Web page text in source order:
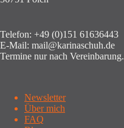
Telefon: +49 (0)151 61636443
E-Mail: mail@karinaschuh.de
Termine nur nach Vereinbarung.
Newsletter
Über mich
FAQ